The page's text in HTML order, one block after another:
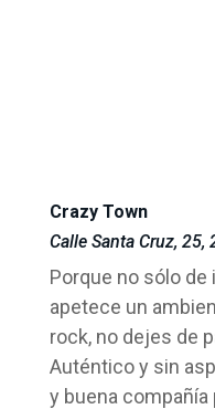
Crazy Town
Calle Santa Cruz, 25,
Porque no sólo
apetece un
rock, no dejes de
Auténtico y sin
y buena compañía